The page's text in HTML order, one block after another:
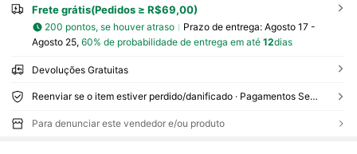
Frete grátis(Pedidos ≥ R$69,00)
200 pontos, se houver atraso Prazo de entrega: Agosto 17 -
Agosto 25, 60% de probabilidade de entrega em até 12dias
Devoluções Gratuitas
Reenviar se o item estiver perdido/danificado · Pagamentos Seguros · Proteção de privacidade
Para denunciar este vendedor e/ou produto